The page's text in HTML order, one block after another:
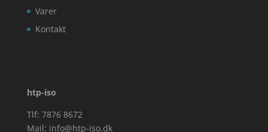
Varer
Kontakt
htp-iso
Tlf: 7876 8672
Mail: info@htp-iso.dk